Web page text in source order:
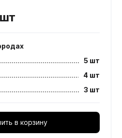
5 шт
4 шт
3 шт
в корзину